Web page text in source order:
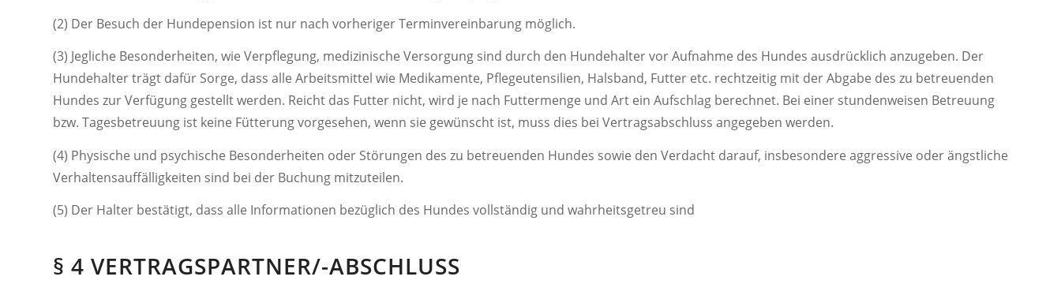
(2) Der Besuch der Hundepension ist nur nach vorheriger Terminvereinbarung möglich.
(3) Jegliche Besonderheiten, wie Verpflegung, medizinische Versorgung sind durch den Hundehalter vor Aufnahme des Hundes ausdrücklich anzugeben. Der
Hundehalter trägt dafür Sorge, dass alle Arbeitsmittel wie Medikamente, Pflegeutensilien, Halsband, Futter etc. rechtzeitig mit der Abgabe des zu betreuenden
Hundes zur Verfügung gestellt werden. Reicht das Futter nicht, wird je nach Futtermenge und Art ein Aufschlag berechnet. Bei einer stundenweisen Betreuung
bzw. Tagesbetreuung ist keine Fütterung vorgesehen, wenn sie gewünscht ist, muss dies bei Vertragsabschluss angegeben werden.
(4) Physische und psychische Besonderheiten oder Störungen des zu betreuenden Hundes sowie den Verdacht darauf, insbesondere aggressive oder ängstliche
Verhaltensauffälligkeiten sind bei der Buchung mitzuteilen.
(5) Der Halter bestätigt, dass alle Informationen bezüglich des Hundes vollständig und wahrheitsgetreu sind
§ 4 VERTRAGSPARTNER/-ABSCHLUSS